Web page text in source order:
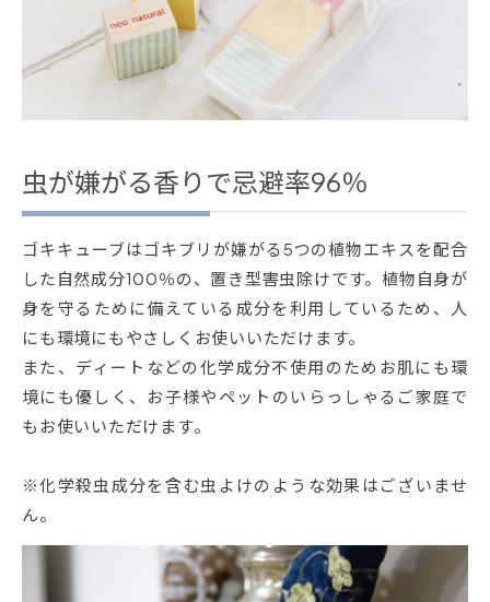
虫が嫌がる香りで忌避率96％
ゴキキューブはゴキブリが嫌がる5つの植物エキスを配合
した自然成分100％の、置き型害虫除けです。植物自身が
身を守るために備えている成分を利用しているため、人
にも環境にもやさしくお使いいただけます。
また、ディートなどの化学成分不使用のためお肌にも環
境にも優しく、お子様やペットのいらっしゃるご家庭で
もお使いいただけます。
※化学殺虫成分を含む虫よけのような効果はございませ
ん。